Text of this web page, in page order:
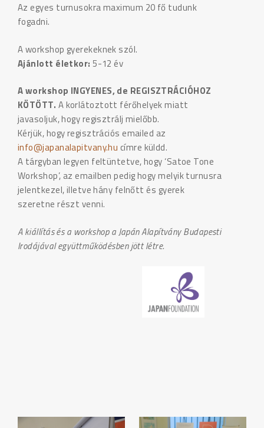
Az egyes turnusokra maximum 20 fő tudunk
fogadni.
A workshop gyerekeknek szól.
Ajánlott életkor:5-12 év
A workshop INGYENES, de REGISZTRÁCIÓHOZ
KÖTÖTT. A korlátoztott férőhelyek miatt
javasoljuk, hogy regisztrálj mielőbb.
Kérjük, hogy regisztrációs emailed az
info@japanalapitvany.hu címre küldd.
A tárgyban legyen feltüntetve, hogy ‘Satoe Tone
Workshop’, az emailben pedig hogy melyik turnusra
jelentkezel, illetve hány felnőtt és gyerek
szeretne részt venni.
A kiállítás és a workshop a Japán Alapítvány Budapesti
Irodájával együttműködésben jött létre.